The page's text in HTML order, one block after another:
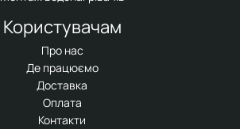
Користувачам
Про нас
Де працюємо
Доставка
Оплата
Контакти